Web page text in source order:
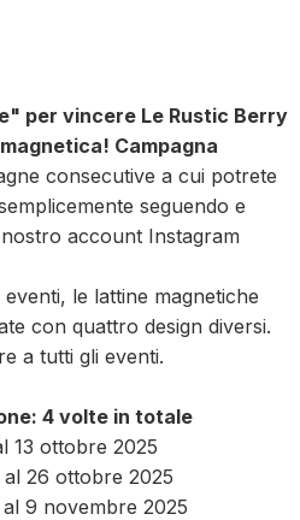
per vincere Le Rustic Berry
Campagna
consecutive a cui potrete
seguendo e
account Instagram
le lattine magnetiche
con quattro design diversi.
a tutti gli eventi.
4 volte in totale
13 ottobre 2025
26 ottobre 2025
9 novembre 2025